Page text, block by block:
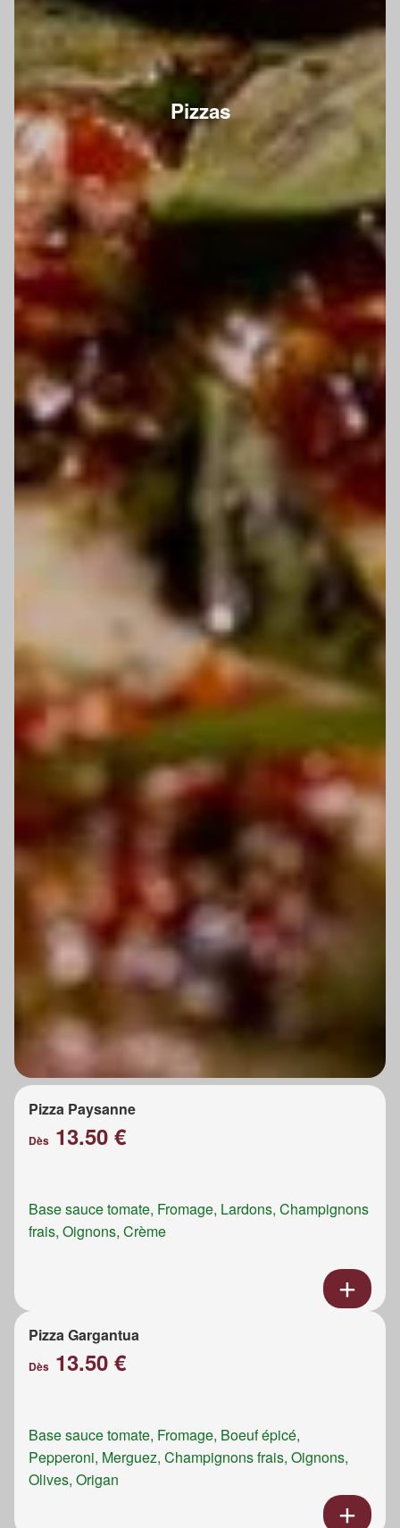
Pizzas
Pizza Paysanne
Dès 13.50 €
Base sauce tomate, Fromage, Lardons, Champignons
frais, Oignons, Crème
Pizza Gargantua
Dès 13.50 €
Base sauce tomate, Fromage, Boeuf épicé,
Pepperoni, Merguez, Champignons frais, Oignons,
Olives, Origan